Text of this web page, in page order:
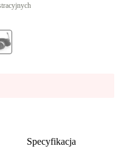
Specyfikacja